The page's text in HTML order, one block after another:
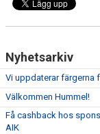
Nyhetsarkiv
Vi uppdaterar färgerna
Välkommen Hummel!
Få cashback hos
AIK